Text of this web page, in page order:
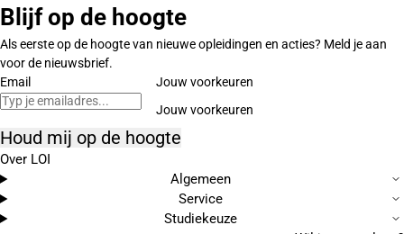
Blijf op de hoogte
Als eerste op de hoogte van nieuwe opleidingen en acties? Meld je aan
voor de nieuwsbrief.
Email
Jouw voorkeuren
Houd mij op de hoogte
Over LOI
Algemeen
Service
Studiekeuze